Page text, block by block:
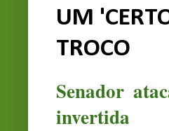
UM
TROCO
Senador
invertida